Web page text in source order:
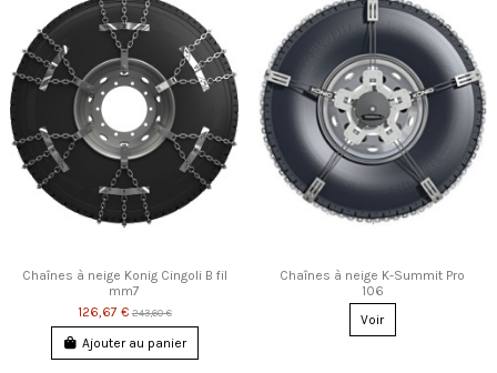
Chaînes à neige Konig Cingoli B fil
mm7
126,67 €243,60 €
Ajouter au panier
Chaînes à neige K-Summit Pro
106
Voir